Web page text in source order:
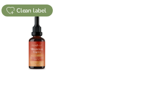
clean label